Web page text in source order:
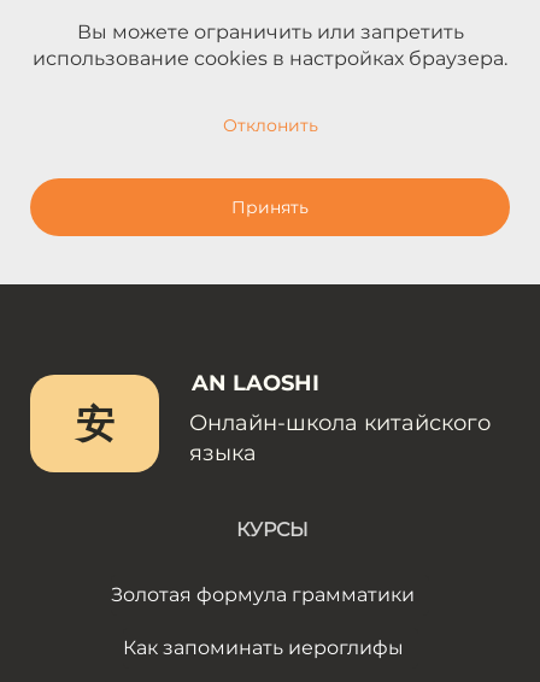
Вы можете ограничить или запретить
использование cookies в настройках браузера.
Отклонить
Принять
安
AN LAOSHI
Онлайн-школа китайского
языка
КУРСЫ
Золотая формула грамматики
Как запоминать иероглифы